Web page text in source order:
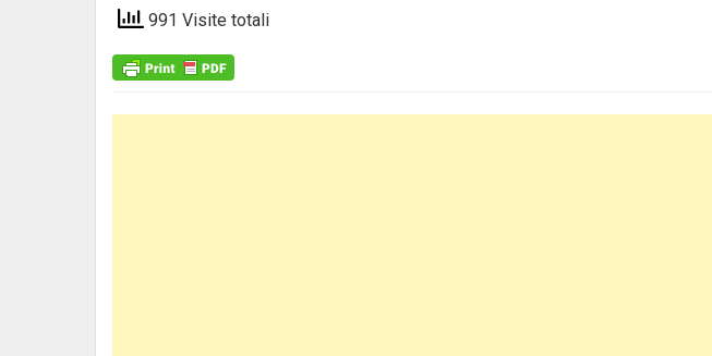
991 Visite totali